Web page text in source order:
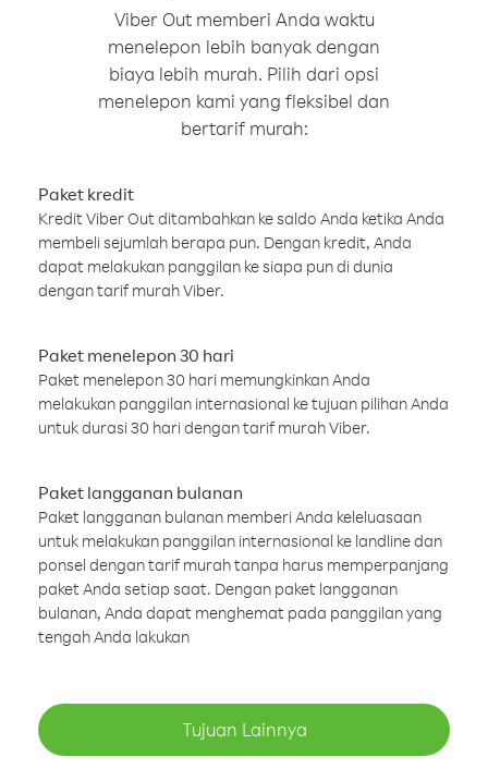
Viber Out memberi Anda waktu
menelepon lebih banyak dengan
biaya lebih murah. Pilih dari opsi
menelepon kami yang fleksibel dan
bertarif murah:
Paket kredit
Kredit Viber Out ditambahkan ke saldo Anda ketika Anda
membeli sejumlah berapa pun. Dengan kredit, Anda
dapat melakukan panggilan ke siapa pun di dunia
dengan tarif murah Viber.
Paket menelepon 30 hari
Paket menelepon 30 hari memungkinkan Anda
melakukan panggilan internasional ke tujuan pilihan Anda
untuk durasi 30 hari dengan tarif murah Viber.
Paket langganan bulanan
Paket langganan bulanan memberi Anda keleluasaan
untuk melakukan panggilan internasional ke landline dan
ponsel dengan tarif murah tanpa harus memperpanjang
paket Anda setiap saat. Dengan paket langganan
bulanan, Anda dapat menghemat pada panggilan yang
tengah Anda lakukan
Tujuan Lainnya